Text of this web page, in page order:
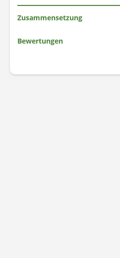
Zusammensetzung
Bewertungen